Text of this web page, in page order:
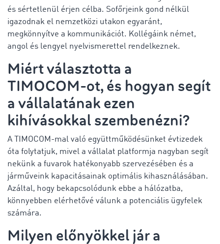
és sértetlenül érjen célba. Sofőrjeink gond nélkül
igazodnak el nemzetközi utakon egyaránt,
megkönnyítve a kommunikációt. Kollégáink német,
angol és lengyel nyelvismerettel rendelkeznek.
Miért választotta a
TIMOCOM-ot, és hogyan segít
a vállalatának ezen
kihívásokkal szembenézni?
A TIMOCOM-mal való együttműködésünket évtizedek
óta folytatjuk, mivel a vállalat platformja nagyban segít
nekünk a fuvarok hatékonyabb szervezésében és a
járműveink kapacitásainak optimális kihasználásában.
Azáltal, hogy bekapcsolódunk ebbe a hálózatba,
könnyebben elérhetővé válunk a potenciális ügyfelek
számára.
Milyen előnyökkel jár a